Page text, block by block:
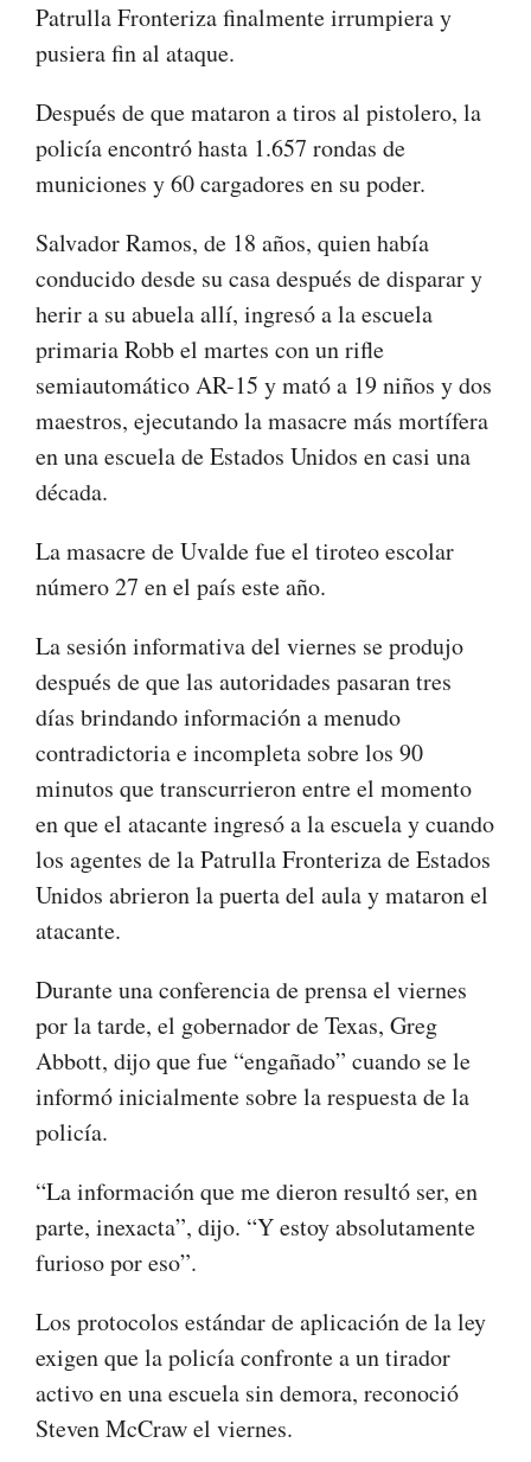
Patrulla Fronteriza finalmente irrumpiera y
pusiera fin al ataque.
Después de que mataron a tiros al pistolero, la
policía encontró hasta 1.657 rondas de
municiones y 60 cargadores en su poder.
Salvador Ramos, de 18 años, quien había
conducido desde su casa después de disparar y
herir a su abuela allí, ingresó a la escuela
primaria Robb el martes con un rifle
semiautomático AR-15 y mató a 19 niños y dos
maestros, ejecutando la masacre más mortífera
en una escuela de Estados Unidos en casi una
década.
La masacre de Uvalde fue el tiroteo escolar
número 27 en el país este año.
La sesión informativa del viernes se produjo
después de que las autoridades pasaran tres
días brindando información a menudo
contradictoria e incompleta sobre los 90
minutos que transcurrieron entre el momento
en que el atacante ingresó a la escuela y cuando
los agentes de la Patrulla Fronteriza de Estados
Unidos abrieron la puerta del aula y mataron el
atacante.
Durante una conferencia de prensa el viernes
por la tarde, el gobernador de Texas, Greg
Abbott, dijo que fue “engañado” cuando se le
informó inicialmente sobre la respuesta de la
policía.
“La información que me dieron resultó ser, en
parte, inexacta”, dijo. “Y estoy absolutamente
furioso por eso”.
Los protocolos estándar de aplicación de la ley
exigen que la policía confronte a un tirador
activo en una escuela sin demora, reconoció
Steven McCraw el viernes.